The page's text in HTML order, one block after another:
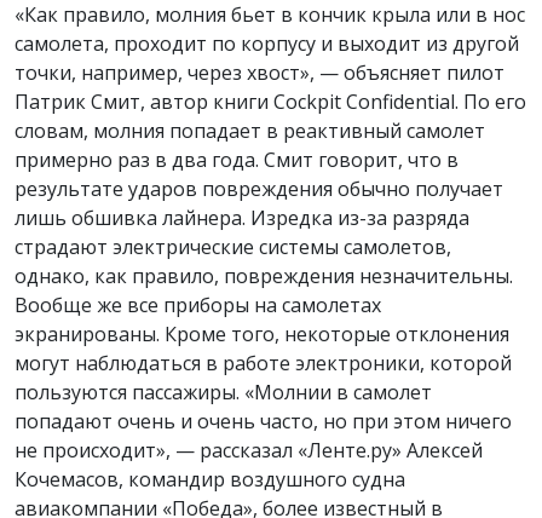
«Как правило, молния бьет в кончик крыла или в нос
самолета, проходит по корпусу и выходит из другой
точки, например, через хвост», — объясняет пилот
Патрик Смит, автор книги Cockpit Confidential. По его
словам, молния попадает в реактивный самолет
примерно раз в два года. Смит говорит, что в
результате ударов повреждения обычно получает
лишь обшивка лайнера. Изредка из-за разряда
страдают электрические системы самолетов,
однако, как правило, повреждения незначительны.
Вообще же все приборы на самолетах
экранированы. Кроме того, некоторые отклонения
могут наблюдаться в работе электроники, которой
пользуются пассажиры. «Молнии в самолет
попадают очень и очень часто, но при этом ничего
не происходит», — рассказал «Ленте.ру» Алексей
Кочемасов, командир воздушного судна
авиакомпании «Победа», более известный в